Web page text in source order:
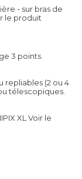
- sur bras de
le produit
3 points.
repliables (2 ou 4
télescopiques.
XL Voir le